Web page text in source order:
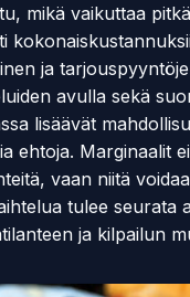
mikä vaikuttaa
ja
avulla sekä
lisäävät
ehtoja. Marginaalit
vaan niitä
tulee seurata
ja kilpailun